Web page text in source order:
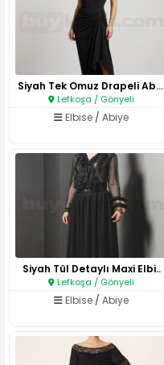
Siyah Tek Omuz Drapeli Abiye E..
Lefkoşa / Gönyeli
Elbise / Abiye
Siyah Tül Detaylı Maxi Elbi..
Lefkoşa / Gönyeli
Elbise / Abiye